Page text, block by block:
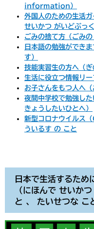
information）
外国人のための生活
せいかつ がいどぶっく
ごみの捨て方（ごみの
日本語の勉強ができ
す）
技能実習生の方へ（
生活に役立つ情報リー
お子さんをもつ人へ
夜間中学校で勉強し
きょうしたいひとへ）
新型コロナウイルス
ういるす の こと
日本で生活するため
（にほんで せいか
と 、 たいせつな こ